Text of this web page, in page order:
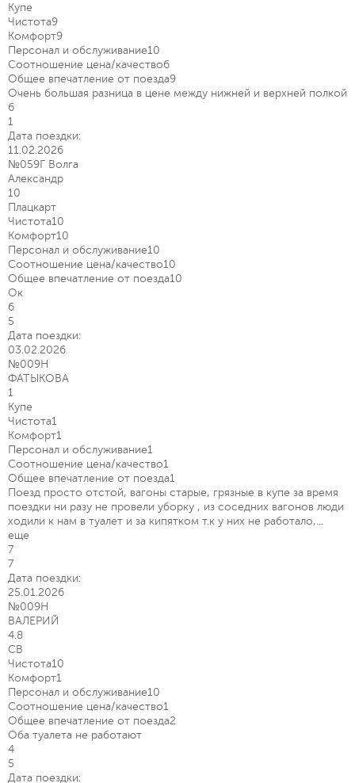
Купе
Чистота9
Комфорт9
Персонал и обслуживание10
Соотношение цена/качество6
Общее впечатление от поезда9
Очень большая разница в цене между нижней и верхней полкой
6
1
Дата поездки:
11.02.2026
№059Г Волга
Александр
10
Плацкарт
Чистота10
Комфорт10
Персонал и обслуживание10
Соотношение цена/качество10
Общее впечатление от поезда10
Ок
6
5
Дата поездки:
03.02.2026
№009Н
ФАТЫКОВА
1
Купе
Чистота1
Комфорт1
Персонал и обслуживание1
Соотношение цена/качество1
Общее впечатление от поезда1
Поезд просто отстой, вагоны старые, грязные в купе за время
поездки ни разу не провели уборку , из соседних вагонов люди
ходили к нам в туалет и за кипятком т.к у них не работало,...
еще
7
7
Дата поездки:
25.01.2026
№009Н
ВАЛЕРИЙ
4.8
СВ
Чистота10
Комфорт1
Персонал и обслуживание10
Соотношение цена/качество1
Общее впечатление от поезда2
Оба туалета не работают
4
5
Дата поездки: